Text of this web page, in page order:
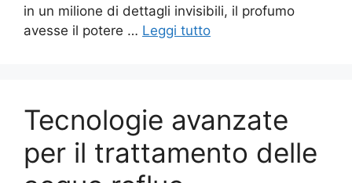
in un milione di dettagli invisibili, il profumo
avesse il potere … Leggi tutto
Tecnologie avanzate
per il trattamento delle